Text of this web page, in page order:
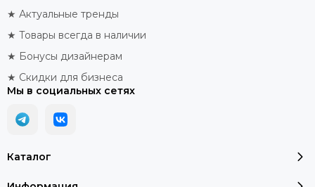
Каталог
★ Актуальные тренды
★ Товары всегда в наличии
★ Бонусы дизайнерам
★ Скидки для бизнеса
Мы в социальных сетях